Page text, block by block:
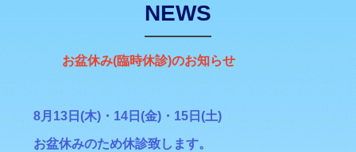
NEWS
お盆休み(臨時休診)のお知らせ
8月13日(木)・14日(金)・15日(土)
お盆休みのため休診致します。